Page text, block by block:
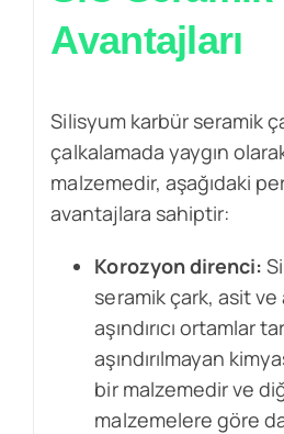
Avantajları
Silisyum karbür seramik
çalkalamada yaygın
malzemedir, aşağıdaki
avantajlara sahiptir:
Korozyon direnci:
seramik çark, asit
aşındırıcı ortamlar
aşındırılmayan
bir malzemedir ve
malzemelere göre